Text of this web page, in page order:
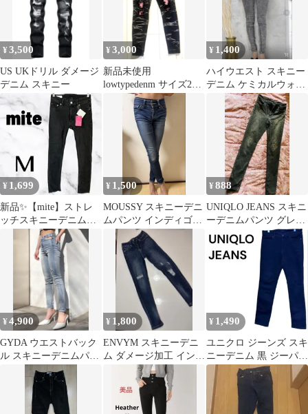
¥3,500
US UKドリル ダメージ
デニム スキニー
¥3,000
新品未使用
lowtypedenm サイズ28
drip スキニー デニム
¥ 1,400
ハイウエスト スキニー
デニム ケミカルウォッ
シュ グレー
¥ 1,699
新品✨【mite】ストレ
ッチスキニーデニム
ローライズ カットオ
フ 美脚効果 M
¥ 1,500
MOUSSY スキニーデニ
ムパンツ インディゴブ
ルー
¥888
UNIQLO JEANS スキニ
ーデニムパンツ グレ
ー 26
¥4,900
GYDA ウエストバック
ル スキニーデニムパン
¥ 1,800
ENVYM スキニーデニ
ム ダメージ加工 インデ
ィゴ XS
¥ 1,490
ユニクロ ジーンズ スキ
ニーデニム 黒 ジーパン
カジュアル